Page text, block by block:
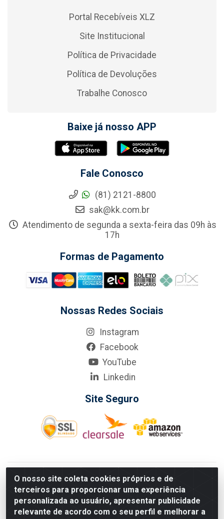
O nosso site coleta cookies próprios e de
terceiros para proporcionar uma experiência
personalizada ao usuário, apresentar publicidade
relevante de acordo com o seu perfil e melhorar a
Portal Recebíveis XLZ
Site Institucional
Política de Privacidade
Política de Devoluções
Trabalhe Conosco
Baixe já nosso APP
Fale Conosco
(81) 2121-8800
sak@kk.com.br
Atendimento de segunda a sexta-feira das 09h às
17h
Formas de Pagamento
Nossas Redes Sociais
Instagram
Facebook
YouTube
Linkedin
Site Seguro
KarneKeijo Logistica Integrada LTDA - Rod. Br-101 Sul, nº3700
- Barro, Recife/PE, 50900-400 CNPJ: 24.150.377/0001-95
Estados atendidos pela KarneKeijo: PE, PB e RN.